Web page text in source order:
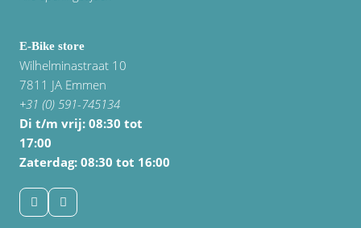
E-Bike store
Wilhelminastraat 10
7811 JA Emmen
+31 (0) 591-745134
Di t/m vrij: 08:30 tot
17:00
Zaterdag: 08:30 tot 16:00